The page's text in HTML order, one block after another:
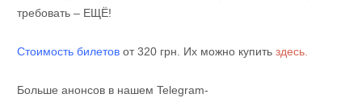
требовать – ЕЩЁ!
Стоимость билетовот 320 грн. Их можно купить здесь.
Больше анонсов в нашем Telegram-